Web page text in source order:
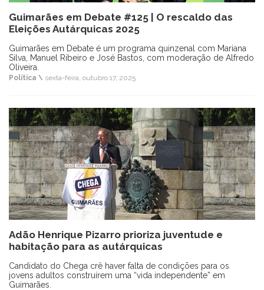
Guimarães em Debate #125 | O rescaldo das
Eleições Autárquicas 2025
Guimarães em Debate é um programa quinzenal com Mariana
Silva, Manuel Ribeiro e José Bastos, com moderação de Alfredo
Oliveira.
Política \ sexta-feira, outubro 17, 2025
Adão Henrique Pizarro prioriza juventude e
habitação para as autárquicas
Candidato do Chega crê haver falta de condições para os
jovens adultos construírem uma “vida independente” em
Guimarães.